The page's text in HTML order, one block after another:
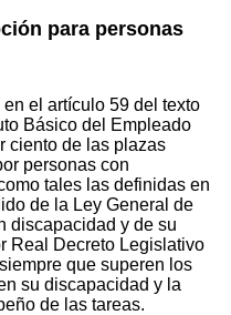
para personas
el artículo 59 del texto
Básico del Empleado
ciento de las plazas
personas con
tales las definidas en
de la Ley General de
discapacidad y de su
Real Decreto Legislativo
que superen los
su discapacidad y la
de las tareas.